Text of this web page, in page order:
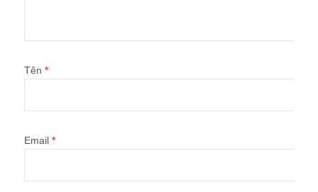
Tên *
Email *